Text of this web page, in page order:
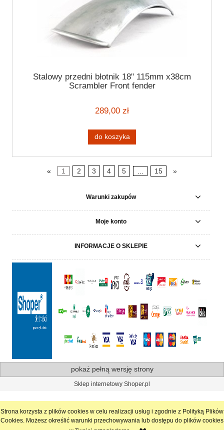
Strona korzysta z plików cookies w celu realizacji usług i zgodnie z Polityką Plików
Cookies. Możesz określić warunki przechowywania lub dostępu do plików cookies
Stalowy przedni błotnik 18" 115mm x38cm
Scrambler Front fender
289,00 zł
do koszyka
« 1 2 3 4 5 15 »
Warunki zakupów
Moje konto
INFORMACJE O SKLEPIE
pokaż pełną wersję strony
Sklep internetowy Shoper.pl